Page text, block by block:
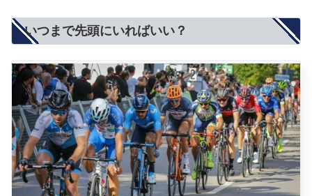
いつまで先頭にいればいい？